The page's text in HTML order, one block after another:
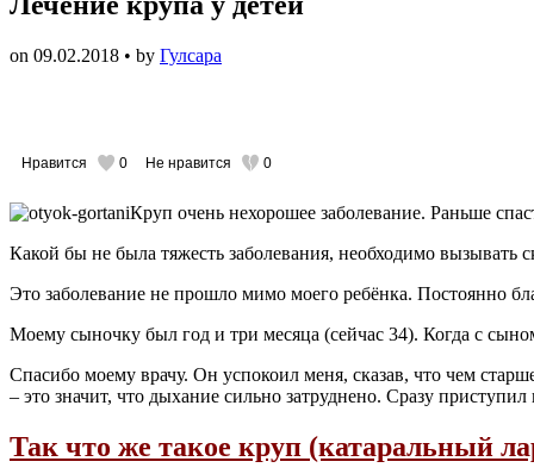
on 09.02.2018 • by Гулсара
Нравится 0 Не нравится 0
Круп очень нехорошее заболевание. Раньше
Какой бы не была тяжесть заболевания, необходимо вызывать
Это заболевание не прошло мимо моего ребёнка. Постоянно
Моему сыночку был год и три месяца (сейчас 34). Когда с
Спасибо моему врачу. Он успокоил меня, сказав, что чем
– это значит, что дыхание сильно затруднено. Сразу
Так что же такое круп (катаральный